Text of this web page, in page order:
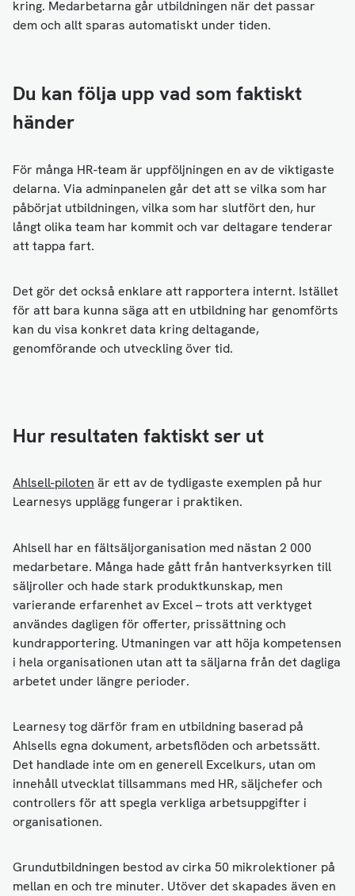
kring. Medarbetarna går utbildningen när det passar
dem och allt sparas automatiskt under tiden.
Du kan följa upp vad som faktiskt
händer
För många HR-team är uppföljningen en av de viktigaste
delarna. Via adminpanelen går det att se vilka som har
påbörjat utbildningen, vilka som har slutfört den, hur
långt olika team har kommit och var deltagare tenderar
att tappa fart.
Det gör det också enklare att rapportera internt. Istället
för att bara kunna säga att en utbildning har genomförts
kan du visa konkret data kring deltagande,
genomförande och utveckling över tid.
Hur resultaten faktiskt ser ut
Ahlsell-piloten är ett av de tydligaste exemplen på hur
Learnesys upplägg fungerar i praktiken.
Ahlsell har en fältsäljorganisation med nästan 2 000
medarbetare. Många hade gått från hantverksyrken till
säljroller och hade stark produktkunskap, men
varierande erfarenhet av Excel – trots att verktyget
användes dagligen för offerter, prissättning och
kundrapportering. Utmaningen var att höja kompetensen
i hela organisationen utan att ta säljarna från det dagliga
arbetet under längre perioder.
Learnesy tog därför fram en utbildning baserad på
Ahlsells egna dokument, arbetsflöden och arbetssätt.
Det handlade inte om en generell Excelkurs, utan om
innehåll utvecklat tillsammans med HR, säljchefer och
controllers för att spegla verkliga arbetsuppgifter i
organisationen.
Grundutbildningen bestod av cirka 50 mikrolektioner på
mellan en och tre minuter. Utöver det skapades även en